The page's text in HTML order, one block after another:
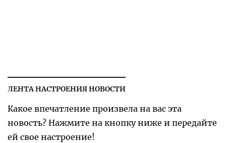
ЛЕНТА НАСТРОЕНИЯ НОВОСТИ
Какое впечатление произвела на вас эта
новость? Нажмите на кнопку ниже и передайте
ей свое настроение!